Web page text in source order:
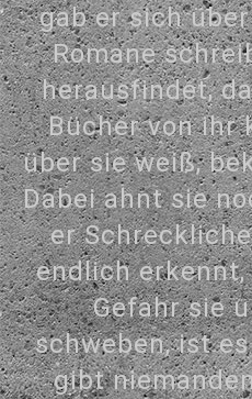
gab er sich
Romane
herausfindet,
Bücher von ihr
über sie weiß,
Dabei ahnt sie
er
endlich
Gefahr sie
schweben, ist
gibt